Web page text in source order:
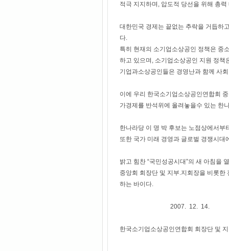
적극 지지하며, 압도적 당선을 위해 총
대한민국 경제는 끝없는 추락을 거듭하
다.
특히 현재의 소기업소상공인 정책은 중
하고 있으며, 소기업소상공인 지원 정책
기업과소상공인들은 경영난과 함께 사
이에 우리 한국소기업소상공인연합회
가경제를 반석위에 올려놓을수 있는 한
한나라당 이 명 박 후보는 노점상에서
또한 국가 미래 경영과 글로벌 경쟁시대
밝고 힘찬 “국민성공시대”의 새 아침을
중앙회 회장단 및 지부.지회장을 비롯
하는 바이다.
2007. 12. 14.
한국소기업소상공인연합회 회장단 및